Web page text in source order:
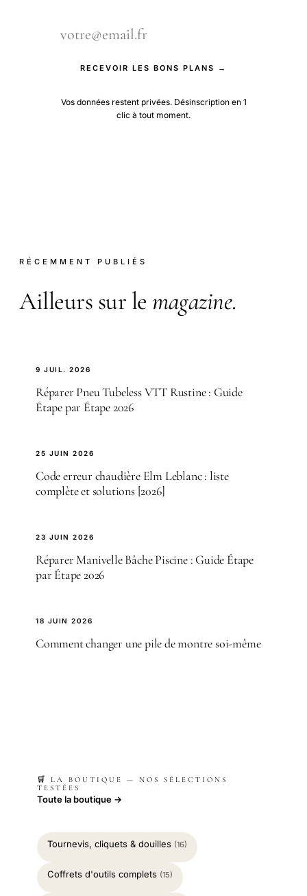
RECEVOIR LES BONS PLANS →
Vos données restent privées. Désinscription en 1
clic à tout moment.
RÉCEMMENT PUBLIÉS
Ailleurs sur le magazine.
9 JUIL. 2026
Réparer Pneu Tubeless VTT Rustine : Guide
Étape par Étape 2026
25 JUIN 2026
Code erreur chaudière Elm Leblanc : liste
complète et solutions [2026]
23 JUIN 2026
Réparer Manivelle Bâche Piscine : Guide Étape
par Étape 2026
18 JUIN 2026
Comment changer une pile de montre soi-même
🛒 LA BOUTIQUE — NOS SÉLECTIONS
TESTÉES
Toute la boutique →
Tournevis, cliquets & douilles (16)
Coffrets d'outils complets (15)